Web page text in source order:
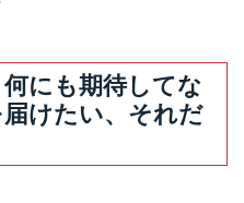
にも期待してな
けたい、それだ